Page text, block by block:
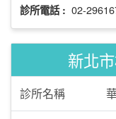
診所電話 : 02-
新北
診所名稱